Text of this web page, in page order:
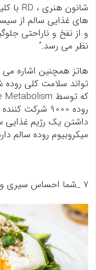
های غذایی سالم از
و از نفخ و ناراحتی
نظر می رسد.”
هاتز همچنین اشاره
تواند سلامت کلی روده
روده 9000
داشتن یک رژیم غذایی
میکروبیوم روده سالم
7 _شما احساس سیری و رضایت خواهید کرد: